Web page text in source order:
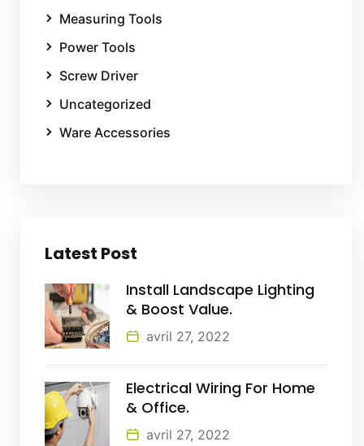
Measuring Tools
Power Tools
Screw Driver
Uncategorized
Ware Accessories
Latest Post
Install Landscape Lighting
& Boost Value.
avril 27, 2022
Electrical Wiring For Home
& Office.
avril 27, 2022